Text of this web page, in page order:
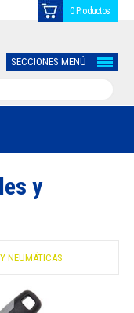
0 Productos
SECCIONES MENÚ
y
NEUMÁTICAS